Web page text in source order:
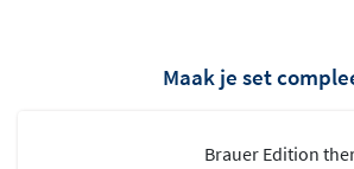
Compleet en
doucheslang van 150 cm met standaard
Maak je set
Brauer Edition